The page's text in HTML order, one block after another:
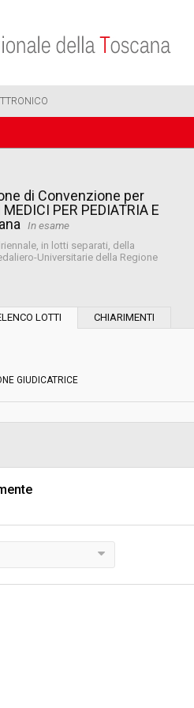
di Convenzione per
PER PEDIATRIA E
In esame
in lotti separati, della
Universitarie della Regione
Scelta del contraente:
Valore stimato della procedura:
LOTTI CHIARIMENTI
GIUDICATRICE